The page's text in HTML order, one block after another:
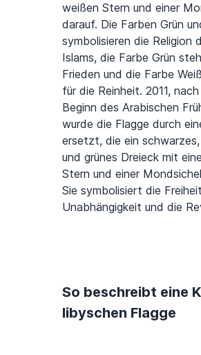
weißen Stern und einer
darauf. Die Farben Grün
symbolisieren die Religion
Islams, die Farbe Grün
Frieden und die Farbe
für die Reinheit. 2011,
Beginn des Arabischen
wurde die Flagge durch
ersetzt, die ein
und grünes Dreieck mit
Stern und einer
Sie symbolisiert die
Unabhängigkeit und die
So beschreibt eine
libyschen Flagge